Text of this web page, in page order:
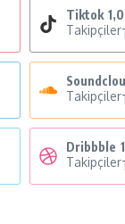
Tiktok
Takipçiler
Takipçiler
Dribbble
Takipçiler